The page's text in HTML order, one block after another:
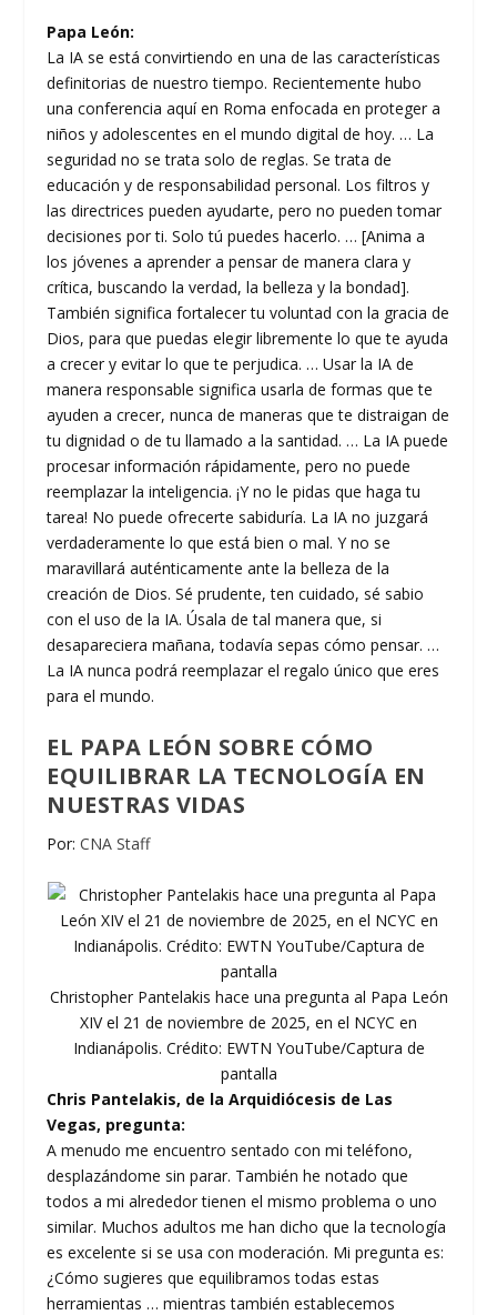
Papa León:
La IA se está convirtiendo en una de las características
definitorias de nuestro tiempo. Recientemente hubo
una conferencia aquí en Roma enfocada en proteger a
niños y adolescentes en el mundo digital de hoy. … La
seguridad no se trata solo de reglas. Se trata de
educación y de responsabilidad personal. Los filtros y
las directrices pueden ayudarte, pero no pueden tomar
decisiones por ti. Solo tú puedes hacerlo. … [Anima a
los jóvenes a aprender a pensar de manera clara y
crítica, buscando la verdad, la belleza y la bondad].
También significa fortalecer tu voluntad con la gracia de
Dios, para que puedas elegir libremente lo que te ayuda
a crecer y evitar lo que te perjudica. … Usar la IA de
manera responsable significa usarla de formas que te
ayuden a crecer, nunca de maneras que te distraigan de
tu dignidad o de tu llamado a la santidad. … La IA puede
procesar información rápidamente, pero no puede
reemplazar la inteligencia. ¡Y no le pidas que haga tu
tarea! No puede ofrecerte sabiduría. La IA no juzgará
verdaderamente lo que está bien o mal. Y no se
maravillará auténticamente ante la belleza de la
creación de Dios. Sé prudente, ten cuidado, sé sabio
con el uso de la IA. Úsala de tal manera que, si
desapareciera mañana, todavía sepas cómo pensar. …
La IA nunca podrá reemplazar el regalo único que eres
para el mundo.
EL PAPA LEÓN SOBRE CÓMO
EQUILIBRAR LA TECNOLOGÍA EN
NUESTRAS VIDAS
Por:CNA Staff
Christopher Pantelakis hace una pregunta al Papa León
XIV el 21 de noviembre de 2025, en el NCYC en
Indianápolis. Crédito: EWTN YouTube/Captura de
pantalla
Chris Pantelakis, de la Arquidiócesis de Las
Vegas, pregunta:
A menudo me encuentro sentado con mi teléfono,
desplazándome sin parar. También he notado que
todos a mi alrededor tienen el mismo problema o uno
similar. Muchos adultos me han dicho que la tecnología
es excelente si se usa con moderación. Mi pregunta es:
¿Cómo sugieres que equilibramos todas estas
herramientas … mientras también establecemos